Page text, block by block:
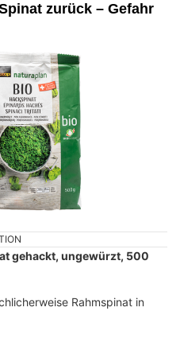
zurück – Gefahr
gehackt, ungewürzt, 500
Rahmspinat in